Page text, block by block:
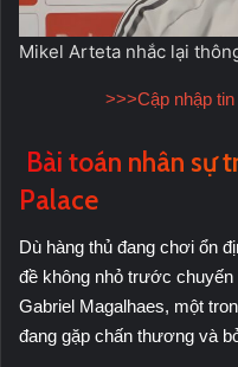
Mikel Arteta nhắc lại
>>>Cập nhập
Bài toán nhân sự
Palace
Dù hàng thủ đang chơi ổn
đề không nhỏ trước
Gabriel Magalhaes, một
đang gặp chấn thương và